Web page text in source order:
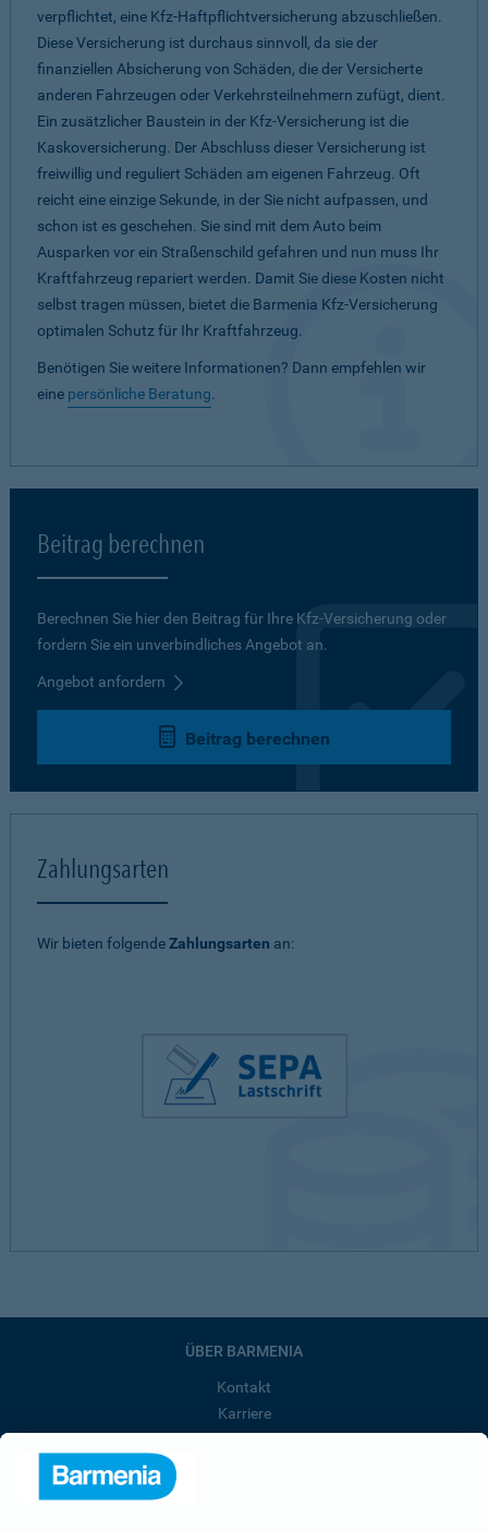
verpflichtet, eine Kfz-Haftpflichtversicherung abzuschließen.
Diese Versicherung ist durchaus sinnvoll, da sie der
finanziellen Absicherung von Schäden, die der Versicherte
anderen Fahrzeugen oder Verkehrsteilnehmern zufügt, dient.
Ein zusätzlicher Baustein in der Kfz-Versicherung ist die
Kaskoversicherung. Der Abschluss dieser Versicherung ist
freiwillig und reguliert Schäden am eigenen Fahrzeug. Oft
reicht eine einzige Sekunde, in der Sie nicht aufpassen, und
schon ist es geschehen. Sie sind mit dem Auto beim
Ausparken vor ein Straßenschild gefahren und nun muss Ihr
Kraftfahrzeug repariert werden. Damit Sie diese Kosten nicht
selbst tragen müssen, bietet die Barmenia Kfz-Versicherung
optimalen Schutz für Ihr Kraftfahrzeug.
Benötigen Sie weitere Informationen? Dann empfehlen wir
eine persönliche Beratung.
Beitrag berechnen
Berechnen Sie hier den Beitrag für Ihre Kfz-Versicherung oder
fordern Sie ein unverbindliches Angebot an.
Angebot anfordern
Beitrag berechnen
Zahlungsarten
Wir bieten folgendeZahlungsarten an:
ÜBER BARMENIA
Kontakt
Karriere